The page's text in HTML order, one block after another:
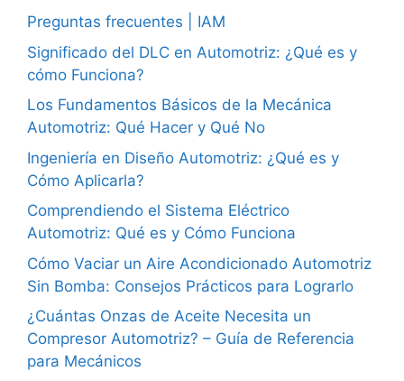
Preguntas frecuentes | IAM
Significado del DLC en Automotriz: ¿Qué es y
cómo Funciona?
Los Fundamentos Básicos de la Mecánica
Automotriz: Qué Hacer y Qué No
Ingeniería en Diseño Automotriz: ¿Qué es y
Cómo Aplicarla?
Comprendiendo el Sistema Eléctrico
Automotriz: Qué es y Cómo Funciona
Cómo Vaciar un Aire Acondicionado Automotriz
Sin Bomba: Consejos Prácticos para Lograrlo
¿Cuántas Onzas de Aceite Necesita un
Compresor Automotriz? – Guía de Referencia
para Mecánicos